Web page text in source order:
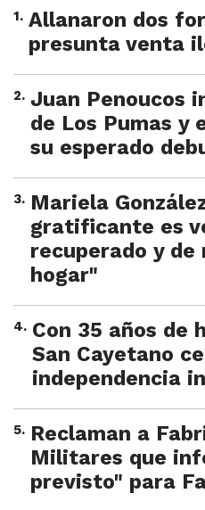
1. Allanaron dos
presunta venta
2. Juan Penoucos
de Los Pumas y
su esperado
3. Mariela
gratificante es
recuperado y de
hogar"
4. Con 35 años de
San Cayetano
independencia
5. Reclaman a
Militares que
previsto" para